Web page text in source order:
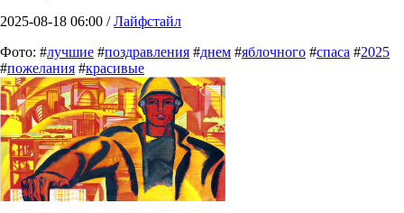
2025-08-18 06:00 /Лайфстайл
Фото: #лучшие #поздравления #днем #яблочного #спаса #2025
#пожелания #красивые